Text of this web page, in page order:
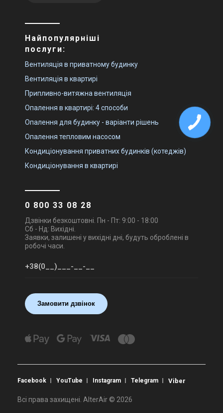
Найпопулярніші
послуги:
Вентиляція в приватному будинку
Вентиляція в квартирі
Припливно-витяжна вентиляція
Опалення в квартирі: 4 способи
Опалення для будинку - варіанти рішень
Опалення тепловим насосом
Кондиціонування приватних будинків (котеджів)
Кондиціонування в квартирі
0 800 33 08 28
Дзвінки безкоштовні. Пн - Пт: 9:00 - 18:00
Сб - Нд: Вихідні.
Заявки, залишені у вихідні дні, будуть оброблені в
робочі часи.
Замовити дзвінок
Facebook YouTube Instagram Telegram Viber
Всі права захищені. AlterAir © 2026